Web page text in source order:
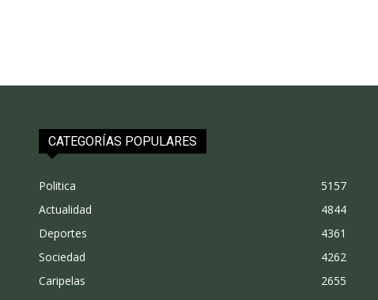
CATEGORÍAS POPULARES
Politica
5157
Actualidad
4844
Deportes
4361
Sociedad
4262
Caripelas
2655